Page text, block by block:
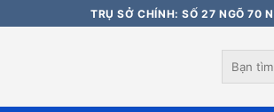
qua
TRỤ SỞ CHÍNH: SỐ 27 NGÕ 70
kiếm: